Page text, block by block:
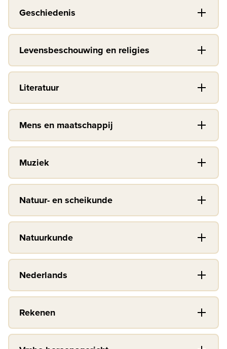
Geschiedenis
Levensbeschouwing en religies
Literatuur
Mens en maatschappij
Muziek
Natuur- en scheikunde
Natuurkunde
Nederlands
Rekenen